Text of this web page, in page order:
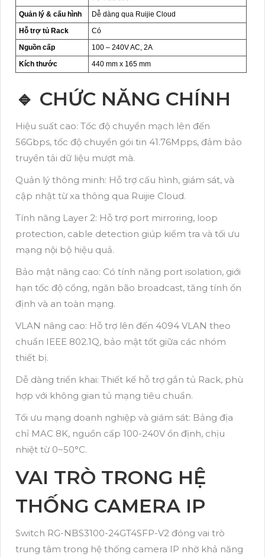
Quản lý & cấu hình
Dễ dàng qua Ruijie Cloud
Hỗ trợ tủ Rack
Có
Nguồn cấp
100 – 240V AC, 2A
Kích thước
440 mm x 165 mm
🔹 CHỨC NĂNG CHÍNH
Hiệu suất cao: Tốc độ chuyển mạch lên đến
56Gbps, tốc độ chuyển gói tin 41.76Mpps, đảm bảo
truyền tải dữ liệu mượt mà.
Quản lý thông minh: Hỗ trợ cấu hình, giám sát, và
cập nhật từ xa thông qua Ruijie Cloud.
Tính năng Layer 2: Hỗ trợ port mirroring, loop
protection, cable detection giúp kiểm tra và tối ưu
mạng nội bộ hiệu quả.
Bảo mật nâng cao: Có tính năng port isolation, giới
hạn tốc độ cổng, ngăn bão broadcast, tăng tính ổn
định và an toàn mạng.
VLAN nâng cao: Hỗ trợ lên đến 4094 VLAN theo
chuẩn IEEE 802.1Q, bảo mật tốt giữa các nhóm
thiết bị.
Dễ dàng triển khai: Thiết kế hỗ trợ gắn tủ Rack, phù
hợp với không gian tủ mạng tiêu chuẩn.
Tối ưu mạng doanh nghiệp và giám sát: Bảng địa
chỉ MAC 8K, nguồn cấp 100-240V ổn định, chịu
nhiệt từ 0~50°C.
VAI TRÒ TRONG HỆ
THỐNG CAMERA IP
Switch RG-NBS3100-24GT4SFP-V2 đóng vai trò
trung tâm trong hệ thống camera IP nhờ khả năng